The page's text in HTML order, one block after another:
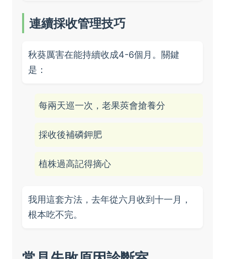
連續採收管理技巧
秋葵厲害在能持續收成4-6個月。關鍵
是：
每兩天巡一次，老果莢會搶養分
採收後補磷鉀肥
植株過高記得摘心
我用這套方法，去年從六月收到十一月，
根本吃不完。